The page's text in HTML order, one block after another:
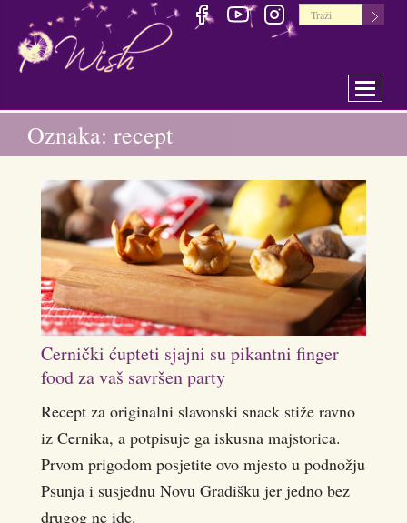
Oznaka: recept
Cernički ćupteti sjajni su pikantni finger
food za vaš savršen party
Recept za originalni slavonski snack stiže ravno
iz Cernika, a potpisuje ga iskusna majstorica.
Prvom prigodom posjetite ovo mjesto u podnožju
Psunja i susjednu Novu Gradišku jer jedno bez
drugog ne ide.